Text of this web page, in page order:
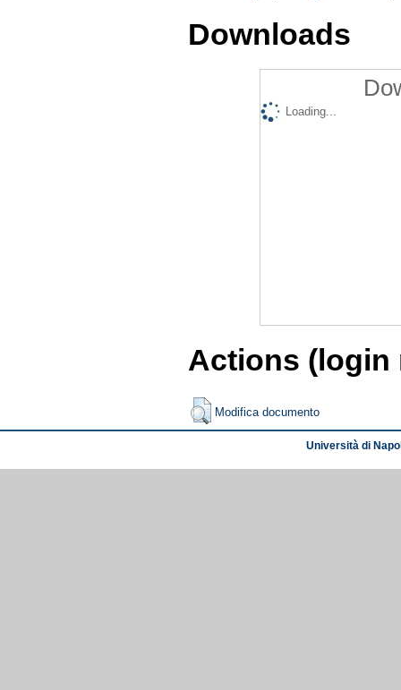
Downloads
Loading...
Actions (login
Modifica documento
Università di